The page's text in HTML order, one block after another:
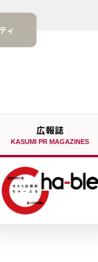
ィ
広報誌
KASUMI PR MAGAZINES